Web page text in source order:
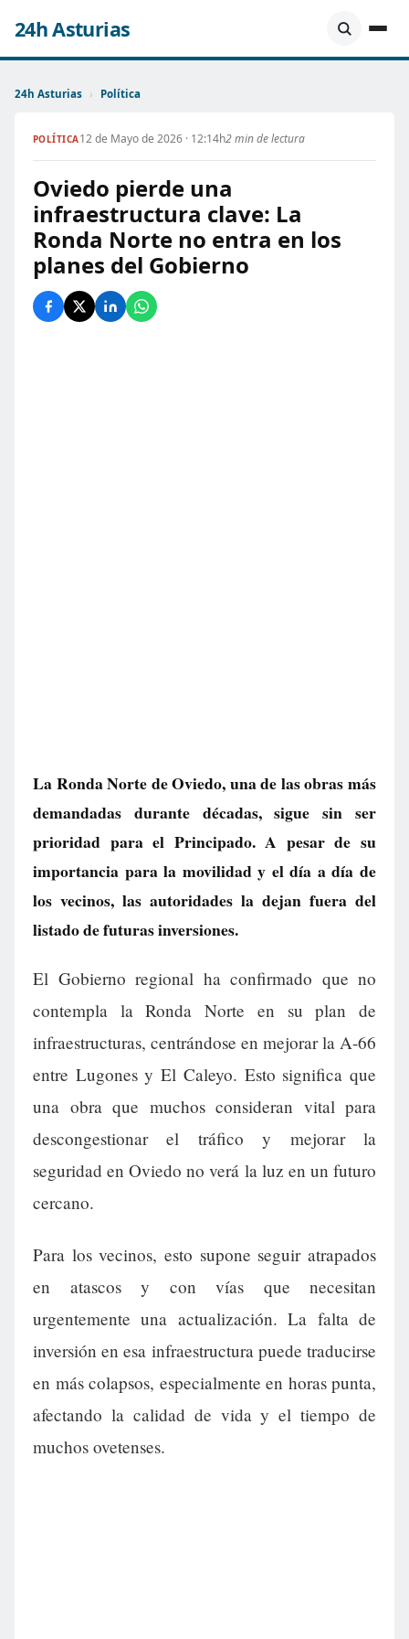
24h Asturias
24h Asturias › Política
POLÍTICA12 de Mayo de 2026 · 12:14h2 min de lectura
Oviedo pierde una
infraestructura clave: La
Ronda Norte no entra en los
planes del Gobierno
La Ronda Norte de Oviedo, una de las obras más
demandadas durante décadas, sigue sin ser
prioridad para el Principado. A pesar de su
importancia para la movilidad y el día a día de
los vecinos, las autoridades la dejan fuera del
listado de futuras inversiones.
El Gobierno regional ha confirmado que no
contempla la Ronda Norte en su plan de
infraestructuras, centrándose en mejorar la A-66
entre Lugones y El Caleyo. Esto significa que
una obra que muchos consideran vital para
descongestionar el tráfico y mejorar la
seguridad en Oviedo no verá la luz en un futuro
cercano.
Para los vecinos, esto supone seguir atrapados
en atascos y con vías que necesitan
urgentemente una actualización. La falta de
inversión en esa infraestructura puede traducirse
en más colapsos, especialmente en horas punta,
afectando la calidad de vida y el tiempo de
muchos ovetenses.